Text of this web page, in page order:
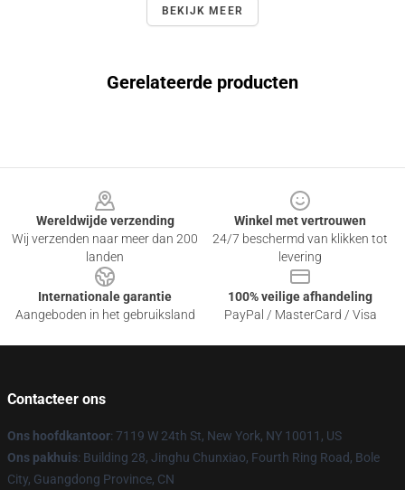
BEKIJK MEER
Gerelateerde producten
Wereldwijde verzending
Wij verzenden naar meer dan 200
landen
Winkel met vertrouwen
24/7 beschermd van klikken tot
levering
Internationale garantie
Aangeboden in het gebruiksland
100% veilige afhandeling
PayPal / MasterCard / Visa
Contacteer ons
Ons hoofdkantoor: 7119 W 24th St, New York, NY 10011, US
Ons pakhuis: Building 28, Jinghu Chunxiao, Fourth Ring Road, Bole
City, Guangdong Province, CN